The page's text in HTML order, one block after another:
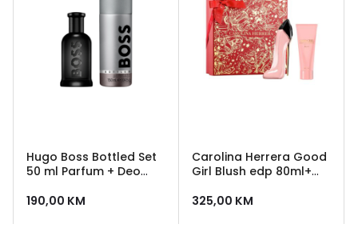
Hugo Boss Bottled Set
50 ml Parfum + Deo
190,00 KM
Carolina Herrera Good
Girl Blush edp 80ml+
325,00 KM